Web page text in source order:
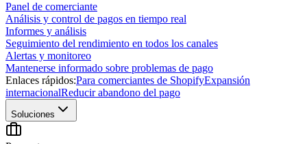
Panel de comerciante
Análisis y control de pagos en tiempo real
Informes y análisis
Seguimiento del rendimiento en todos los canales
Alertas y monitoreo
Mantenerse informado sobre problemas de pago
Enlaces rápidos:Para comerciantes de ShopifyExpansión
internacionalReducir abandono del pago
Soluciones